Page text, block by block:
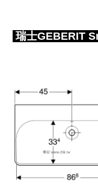
瑞士GEBERIT